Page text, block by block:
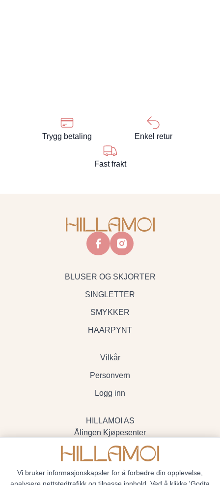
Trygg betaling Enkel retur
Fast frakt
facebookinstagram
BLUSER OG SKJORTER
SINGLETTER
SMYKKER
HAARPYNT
Vilkår
Personvern
Logg inn
HILLAMOI AS
Ålingen Kjøpesenter
Myrenvegen 19, 3570 Ål
- Org.nr. 928705234
Vi bruker informasjonskapsler for å forbedre din opplevelse,